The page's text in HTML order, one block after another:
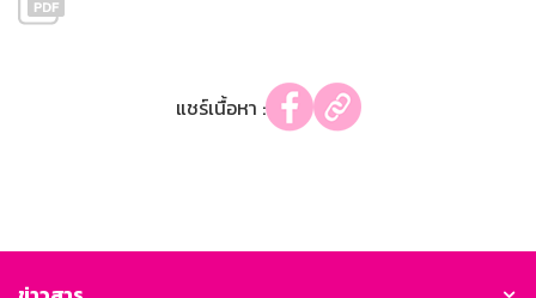
แชร์เนื้อหา :